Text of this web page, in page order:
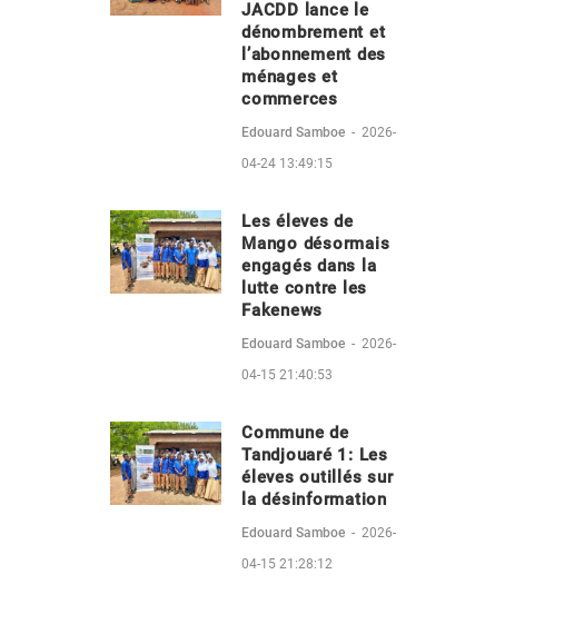
JACDD lance le
dénombrement et
l’abonnement des
ménages et
commerces
Edouard Samboe - 2026-
04-24 13:49:15
Les éleves de
Mango désormais
engagés dans la
lutte contre les
Fakenews
Edouard Samboe - 2026-
04-15 21:40:53
Commune de
Tandjouaré 1: Les
éleves outillés sur
la désinformation
Edouard Samboe - 2026-
04-15 21:28:12